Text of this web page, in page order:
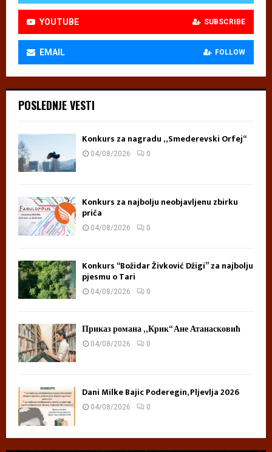
YOUTUBE SUBSCRIBE
EMAIL FOLLOW
POSLEDNJE VESTI
Konkurs za nagradu „Smederevski Orfej“
04/08/2026 0
Konkurs za najbolju neobjavljenu zbirku
priča
04/08/2026 0
Konkurs “Božidar Živković Džigi” za najbolju
pjesmu o Tari
04/08/2026 0
Приказ романа „Крик“ Ане Атанасковић
04/08/2026 0
Dani Milke Bajic Poderegin, Pljevlja 2026
04/08/2026 0